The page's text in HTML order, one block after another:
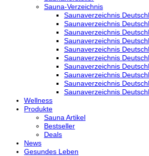
Sauna-Verzeichnis
Saunaverzeichnis
Saunaverzeichnis
Saunaverzeichnis
Saunaverzeichnis
Saunaverzeichnis
Saunaverzeichnis
Saunaverzeichnis
Saunaverzeichnis
Saunaverzeichnis
Saunaverzeichnis
Wellness
Produkte
Sauna Artikel
Bestseller
Deals
News
Gesundes Leben